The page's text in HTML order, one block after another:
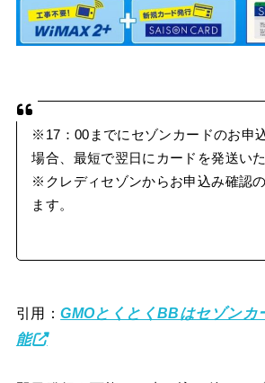
※17：00までにセゾンカードのお申
場合、最短で翌日にカードを発送いた
※クレディセゾンからお申込み確認
ます。
引用：GMOとくとくBBはセゾンカ
能